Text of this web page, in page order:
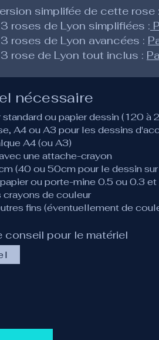
simplifée de cette rose :
roses de Lyon simplifiées :
roses de Lyon avancées :
rose de Lyon tout inclus :
nécessaire
standard ou papier dessin (120 à
A4 ou A3 pour les dessins
A4 (ou A3)
une attache-crayon
(40 ou 50cm pour le dessin sur
ou porte-mine 0.5 ou 0.3
crayons de couleur
fins (éventuellement de
conseil pour le matériel